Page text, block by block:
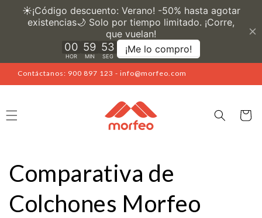
directamente
al contenido
Contáctanos: 900 897 123 - info@morfeo.com
Carrito
Comparativa de
Colchones Morfeo